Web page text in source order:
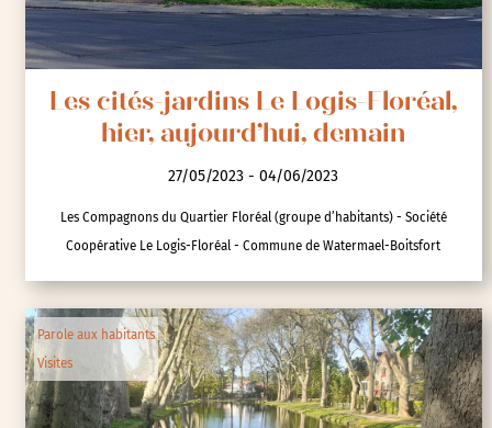
Les cités-jardins Le Logis-Floréal,
hier, aujourd’hui, demain
27/05/2023 - 04/06/2023
Les Compagnons du Quartier Floréal (groupe d’habitants) - Société
Coopérative Le Logis-Floréal - Commune de Watermael-Boitsfort
Parole aux habitants
Visites